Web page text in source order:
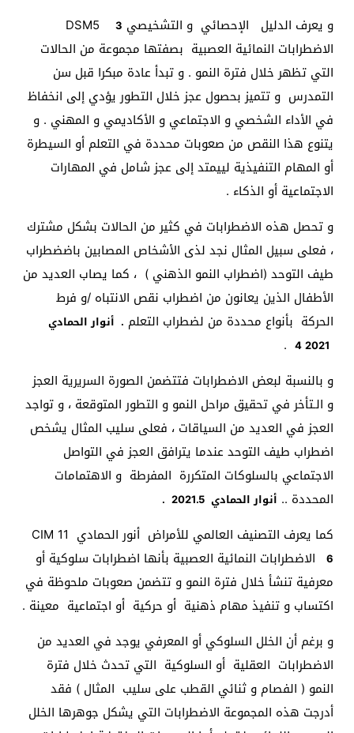
و يعرف الدليل الإحصائي و التشخيصي DSM5 3
الاضطرابات النمائية العصبية بصفتها مجموعة من الحالات
التي تظهر خلال فترة النمو . و تبدأ عادة مبكرا قبل سن
التمدرس و تتميز بحصول عجز خلال التطور يؤدي إلى انخفاظ
في الأداء الشخصي و الاجتماعي و الأكاديمي و المهني . و
يتنوع هذا النقص من صعوبات محددة في التعلم أو السيطرة
أو المهام التنفيذية لييمتد إلى عجز شامل في المهارات
الاجتماعية أو الذكاء .
و تحصل هذه الاضطرابات في كثير من الحالات بشكل مشترك
، فعلى سبيل المثال نجد لذى الأشخاص المصابين باضضطراب
طيف التوحد (اضطراب النمو الذهني ) ، كما يصاب العديد من
الأطفال الذين يعانون من اضطراب نقص الانتباه /و فرط
الحركة بأنواع محددة من لضطراب التعلم . أنوار الحمادي
2021
4
.
و بالنسبة لبعض الاضطرابات فتتضمن الصورة السريرية العجز
و الـتأخر في تحقيق مراحل النمو و التطور المتوقعة ، و تواجد
العجز في العديد من السياقات ، فعلى سليب المثال يشخص
اضطراب طيف التوحد عندما يترافق العجز في التواصل
الاجتماعي بالسلوكات المتكررة المفرطة و الاهتمامات
المحددة .. أنوار الحمادي 2021 .5
.
كما يعرف التصنيف العالمي للأمراض أنور الحمادي 11 CIM
6 الاضطرابات النمائية العصبية بأنها اضطرابات سلوكية أو
معرفية تنشأ خلال فترة النمو و تتضمن صعوبات ملحوظة في
اكتساب و تنفيذ مهام ذهنية أو حركية أو اجتماعية معينة .
و برغم أن الخلل السلوكي أو المعرفي يوجد في العديد من
الاضطرابات العقلية أو السلوكية التي تحدث خلال فترة
النمو ( الفصام و ثنائي القطب على سليب المثال ) فقد
أدرجت هذه المجموعة الاضطرابات التي يشكل جوهرها الخلل